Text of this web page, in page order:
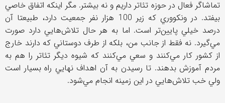
تماشاگر فعال در حوزه تئاتر داريم و نه بيشتر. مگر اينكه اتفاق خاصي
بيفتد. در ونكووري كه زير 100 هزار نفر جمعيت دارد، طبيعتا آن
درصد خيلي پايين‌تر است. اما به هر حال تلاش‌هايي دارد صورت
مي‌گيرد. نه فقط از جانب من، بلكه از طرف دوستاني كه دارند خارج
از كشور كار مي‌كنند و سعي مي‌كنند كه شيوه ديگر تئاتر را هم به
مردم آموزش بدهند. تا رسيدن به آن اهداف نهايي راه بسيار است
ولي خب تلاش‌هايي در اين زمينه انجام مي‌شود.